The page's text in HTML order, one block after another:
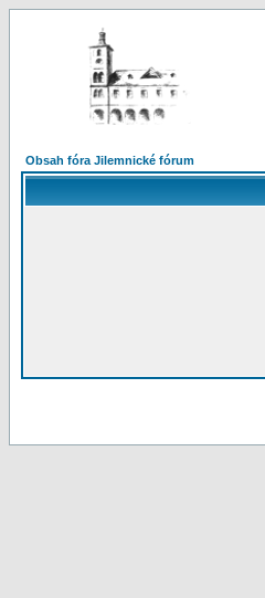
Obsah fóra Jilemnické fórum